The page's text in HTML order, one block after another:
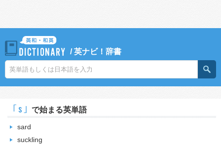
/英ナビ！辞書
｢s｣ で始まる英単語
sard
suckling